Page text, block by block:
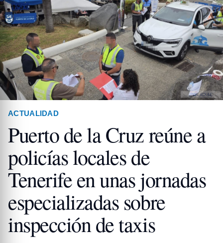
ACTUALIDAD
Puerto de la Cruz reúne a
policías locales de
Tenerife en unas jornadas
especializadas sobre
inspección de taxis